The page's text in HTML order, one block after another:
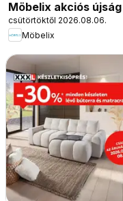
Möbelix akciós újság
csütörtöktől 2026.08.06.
Möbelix